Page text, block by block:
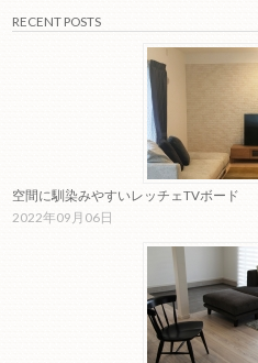
RECENT POSTS
空間に馴染みやすいレッチェTVボード
2022年09月06日